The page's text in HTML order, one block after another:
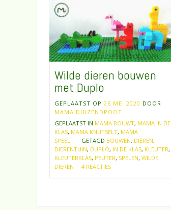
Wilde dieren bouwen
met Duplo
GEPLAATST OP 26 MEI 2020 DOOR
MAMA DUIZENDPOOT
GEPLAATST IN MAMA BOUWT, MAMA IN DE
KLAS, MAMA KNUTSELT, MAMA
SPEELT
GETAGD BOUWEN, DIEREN,
DIERENTUIN, DUPLO, IN DE KLAS, KLEUTER,
KLEUTERKLAS, PEUTER, SPELEN, WILDE
DIEREN
4 REACTIES